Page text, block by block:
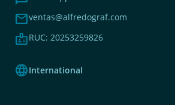
mailventas@alfredograf.com
badgeRUC: 20253259826
languageInternational